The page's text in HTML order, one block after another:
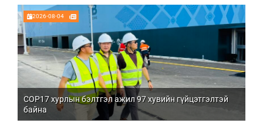
2026-08-04
COP17 хурлын бэлтгэл ажил 97 хувийн гүйцэтгэлтэй
байна